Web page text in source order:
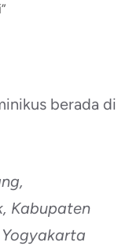
berada di
Kabupaten